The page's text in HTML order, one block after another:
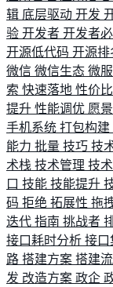
辑 底层驱动 开发
验 开发者 开发者
开源低代码 开源排
微信 微信生态 微
索 快速落地 性价比
提升 性能调优 愿
手机系统 打包构建
能力 批量 技巧 技
术栈 技术管理 技
口 技能 技能提升
码 拒绝 拓展性 拖
迭代 指南 挑战者
接口耗时分析 接口
路 搭建方案 搭建
发 改造方案 政企